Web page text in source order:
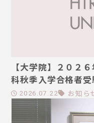
【大学院】２０２
科秋季入学合格者
2026.07.22 お知ら